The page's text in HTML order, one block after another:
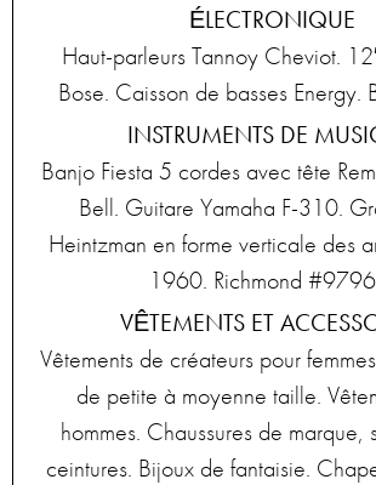
ÉLECTRONIQUE
Haut-parleurs Tannoy Cheviot.
Bose. Caisson de basses Energy.
INSTRUMENTS DE
Banjo Fiesta 5 cordes avec tête
Bell. Guitare Yamaha F-310.
Heintzman en forme verticale des
1960. Richmond
VÊTEMENTS ET
Vêtements de créateurs pour
de petite à moyenne taille.
hommes. Chaussures de marque,
ceintures. Bijoux de fantaisie.